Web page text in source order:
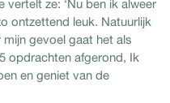
vertelt ze: ‘Nu ben ik alweer
ontzettend leuk. Natuurlijk
gevoel gaat het als
opdrachten afgerond, Ik
en geniet van de